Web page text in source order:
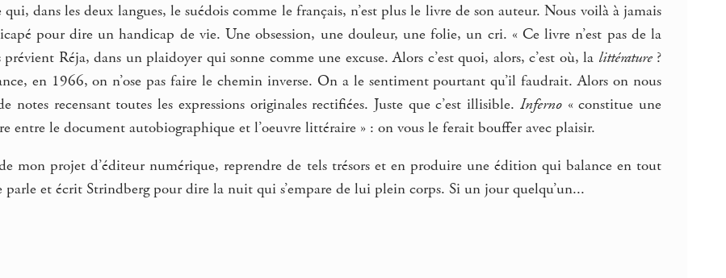
dans les deux langues, le suédois comme le français, n’est plus le livre de son auteur. Nous voilà à jamais
pour dire un handicap de vie. Une obsession, une douleur, une folie, un cri. « Ce livre n’est pas de la
Réja, dans un plaidoyer qui sonne comme une excuse. Alors c’est quoi, alors, c’est où, la littérature?
en 1966, on n’ose pas faire le chemin inverse. On a le sentiment pourtant qu’il faudrait. Alors on nous
notes recensant toutes les expressions originales rectifiées. Juste que c’est illisible. Inferno« constitue une
entre le document autobiographique et l’oeuvre littéraire » : on vous le ferait bouffer avec plaisir.
mon projet d’éditeur numérique, reprendre de tels trésors et en produire une édition qui balance en tout
parle et écrit Strindberg pour dire la nuit qui s’empare de lui plein corps. Si un jour quelqu’un...